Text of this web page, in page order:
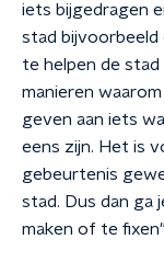
iets bijgedragen
stad bijvoorbeeld
te helpen de
manieren
geven aan iets
eens zijn. Het is
gebeurtenis
stad. Dus dan
maken of te